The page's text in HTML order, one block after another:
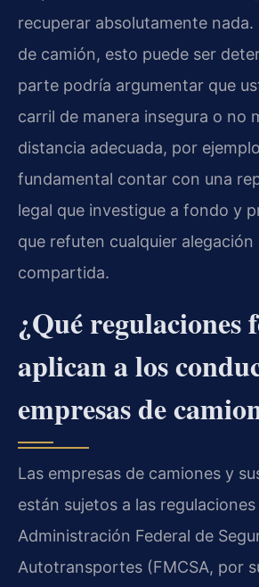
recuperar absolutamente
de camión, esto puede ser
parte podría argumentar que
carril de manera insegura o no
distancia adecuada, por
fundamental contar con una
legal que investigue a fondo y
que refuten cualquier alegación
compartida.
¿Qué regulaciones
aplican a los
empresas de
Las empresas de camiones y
están sujetos a las regulaciones
Administración Federal de
Autotransportes (FMCSA, por